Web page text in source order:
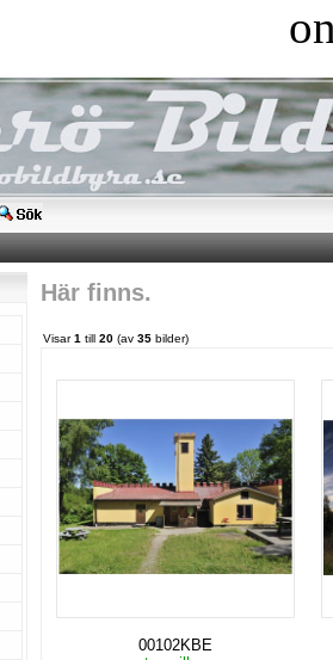
Här finns.
Visar1 till 20 (av 35 bilder)
00102KBE